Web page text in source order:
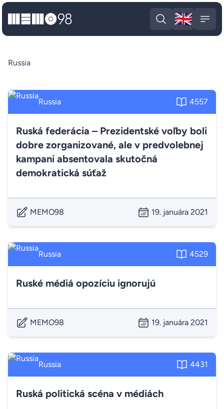
MEMO98
Open search
🇬🇧
Russia
Russia 4557
Ruská federácia – Prezidentské voľby boli
dobre zorganizované, ale v predvolebnej
kampani absentovala skutočná
demokratická súťaž
MEMO98 19. januára 2021
Russia 4529
Ruské médiá opozíciu ignorujú
MEMO98 19. januára 2021
Russia 4431
Ruská politická scéna v médiách